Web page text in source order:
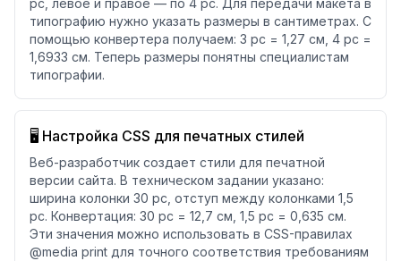
pc, левое и правое — по 4 pc. Для передачи макета в
типографию нужно указать размеры в сантиметрах. С
помощью конвертера получаем: 3 pc = 1,27 см, 4 pc =
1,6933 см. Теперь размеры понятны специалистам
типографии.
🖥️ Настройка CSS для печатных стилей
Веб-разработчик создает стили для печатной
версии сайта. В техническом задании указано:
ширина колонки 30 pc, отступ между колонками 1,5
pc. Конвертация: 30 pc = 12,7 см, 1,5 pc = 0,635 см.
Эти значения можно использовать в CSS-правилах
@media print для точного соответствия требованиям